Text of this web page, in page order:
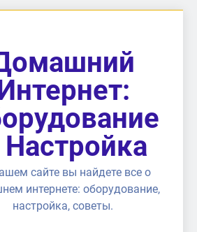
сайте вы найдете все о
интернете: оборудование,
настройка, советы.